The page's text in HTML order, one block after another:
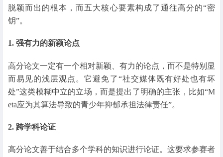
脱颖而出的根本，而五大核心要素构成了通往高分的“密
钥”。
1. 强有力的新颖论点
高分论文一定有一个相对新颖、有力的论点，而不是特别显
而易见的浅层观点。它避免了“社交媒体既有好处也有坏
处”这类模糊中立的立场，而是提出了明确的主张，比如“M
eta应为其算法导致的青少年抑郁承担法律责任”。
2. 跨学科论证
高分论文善于结合多个学科的知识进行论证。这要求参赛者